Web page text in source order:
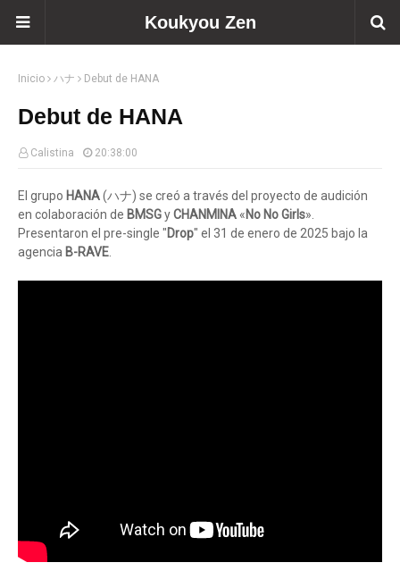
Koukyou Zen
Inicio ハナ Debut de HANA
Debut de HANA
Calistina 20:38:00
El grupo HANA(ハナ) se creó a través del proyecto de audición
en colaboración de BMSGyCHANMINA «No No Girls».
Presentaron el pre-single "Drop" el 31 de enero de 2025 bajo la
agencia B-RAVE